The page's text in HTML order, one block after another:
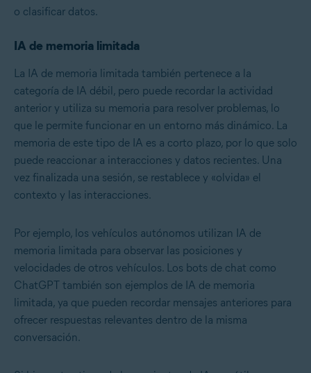
o clasificar datos.
IA de memoria limitada
La IA de memoria limitada también pertenece a la
categoría de IA débil, pero puede recordar la actividad
anterior y utiliza su memoria para resolver problemas, lo
que le permite funcionar en un entorno más dinámico. La
memoria de este tipo de IA es a corto plazo, por lo que solo
puede reaccionar a interacciones y datos recientes. Una
vez finalizada una sesión, se restablece y «olvida» el
contexto y las interacciones.
Por ejemplo, los vehículos autónomos utilizan IA de
memoria limitada para observar las posiciones y
velocidades de otros vehículos. Los bots de chat como
ChatGPT también son ejemplos de IA de memoria
limitada, ya que pueden recordar mensajes anteriores para
ofrecer respuestas relevantes dentro de la misma
conversación.